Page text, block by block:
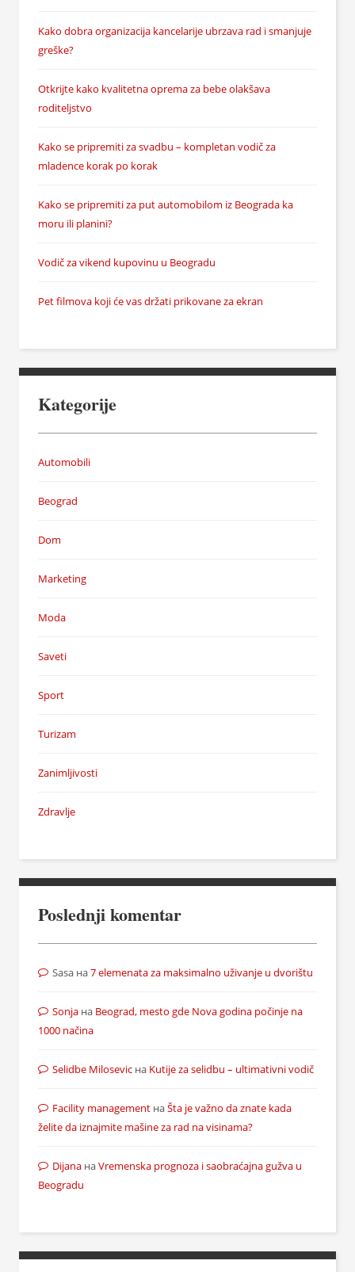
Kako dobra organizacija kancelarije ubrzava rad i smanjuje
greške?
Otkrijte kako kvalitetna oprema za bebe olakšava
roditeljstvo
Kako se pripremiti za svadbu – kompletan vodič za
mladence korak po korak
Kako se pripremiti za put automobilom iz Beograda ka
moru ili planini?
Vodič za vikend kupovinu u Beogradu
Pet filmova koji će vas držati prikovane za ekran
Kategorije
Automobili
Beograd
Dom
Marketing
Moda
Saveti
Sport
Turizam
Zanimljivosti
Zdravlje
Poslednji komentar
Sasa на7 elemenata za maksimalno uživanje u dvorištu
Sonja на Beograd, mesto gde Nova godina počinje na
1000 načina
Selidbe Milosevic на Kutije za selidbu – ultimativni vodič
Facility management наŠta je važno da znate kada
želite da iznajmite mašine za rad na visinama?
Dijana наVremenska prognoza i saobraćajna gužva u
Beogradu